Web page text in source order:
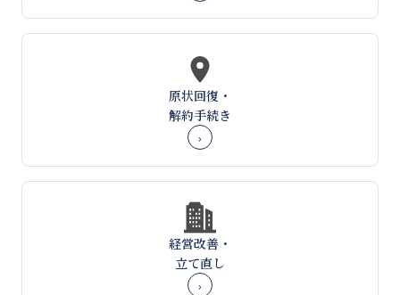
原状回復・
解約手続き
›
経営改善・
立て直し
›